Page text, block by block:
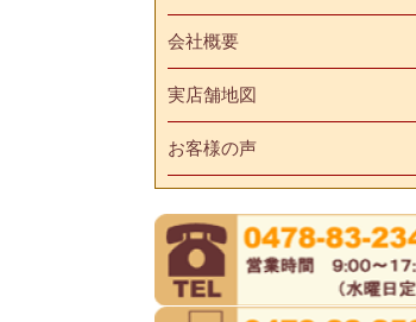
会社概要
実店舗地図
お客様の声